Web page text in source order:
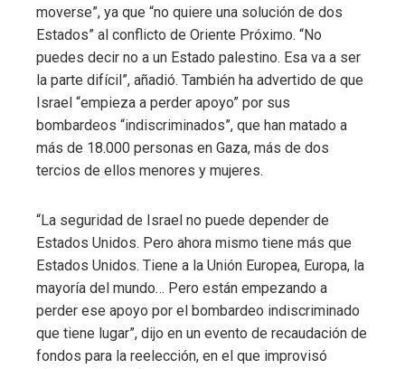
moverse”, ya que “no quiere una solución de dos
Estados” al conflicto de Oriente Próximo. “No
puedes decir no a un Estado palestino. Esa va a ser
la parte difícil”, añadió. También ha advertido de que
Israel “empieza a perder apoyo” por sus
bombardeos “indiscriminados”, que han matado a
más de 18.000 personas en Gaza, más de dos
tercios de ellos menores y mujeres.
“La seguridad de Israel no puede depender de
Estados Unidos. Pero ahora mismo tiene más que
Estados Unidos. Tiene a la Unión Europea, Europa, la
mayoría del mundo… Pero están empezando a
perder ese apoyo por el bombardeo indiscriminado
que tiene lugar”, dijo en un evento de recaudación de
fondos para la reelección, en el que improvisó